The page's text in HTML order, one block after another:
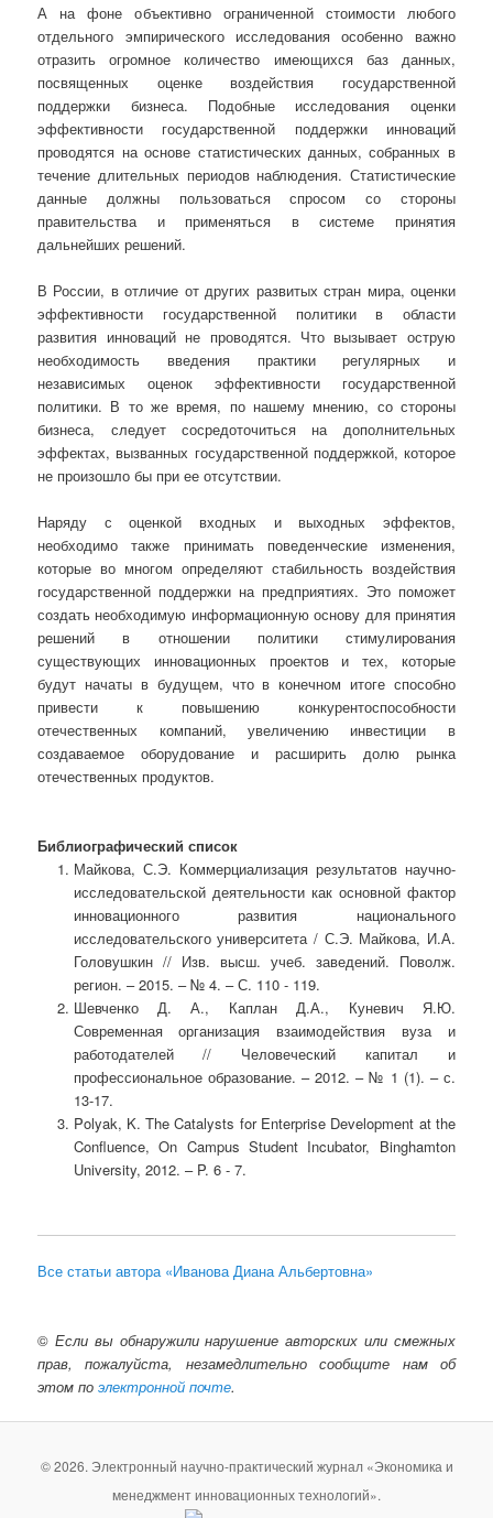
А на фоне объективно ограниченной стоимости любого
отдельного эмпирического исследования особенно важно
отразить огромное количество имеющихся баз данных,
посвященных оценке воздействия государственной
поддержки бизнеса. Подобные исследования оценки
эффективности государственной поддержки инноваций
проводятся на основе статистических данных, собранных в
течение длительных периодов наблюдения. Статистические
данные должны пользоваться спросом со стороны
правительства и применяться в системе принятия
дальнейших решений.
В России, в отличие от других развитых стран мира, оценки
эффективности государственной политики в области
развития инноваций не проводятся. Что вызывает острую
необходимость введения практики регулярных и
независимых оценок эффективности государственной
политики. В то же время, по нашему мнению, со стороны
бизнеса, следует сосредоточиться на дополнительных
эффектах, вызванных государственной поддержкой, которое
не произошло бы при ее отсутствии.
Наряду с оценкой входных и выходных эффектов,
необходимо также принимать поведенческие изменения,
которые во многом определяют стабильность воздействия
государственной поддержки на предприятиях. Это поможет
создать необходимую информационную основу для принятия
решений в отношении политики стимулирования
существующих инновационных проектов и тех, которые
будут начаты в будущем, что в конечном итоге способно
привести к повышению конкурентоспособности
отечественных компаний, увеличению инвестиции в
создаваемое оборудование и расширить долю рынка
отечественных продуктов.
Библиографический список
Майкова, С.Э. Коммерциализация результатов научно-
исследовательской деятельности как основной фактор
инновационного развития национального
исследовательского университета / С.Э. Майкова, И.А.
Головушкин // Изв. высш. учеб. заведений. Поволж.
регион. – 2015. – № 4. – С. 110 - 119.
Шевченко Д. А., Каплан Д.А., Куневич Я.Ю.
Современная организация взаимодействия вуза и
работодателей // Человеческий капитал и
профессиональное образование. – 2012. – № 1 (1). – с.
13-17.
Polyak, K. The Catalysts for Enterprise Development at the
Confluence, On Campus Student Incubator, Binghamton
University, 2012. – P. 6 - 7.
Все статьи автора «Иванова Диана Альбертовна»
© Если вы обнаружили нарушение авторских или смежных
прав, пожалуйста, незамедлительно сообщите нам об
этом поэлектронной почте.
© 2026. Электронный научно-практический журнал «Экономика и
менеджмент инновационных технологий».